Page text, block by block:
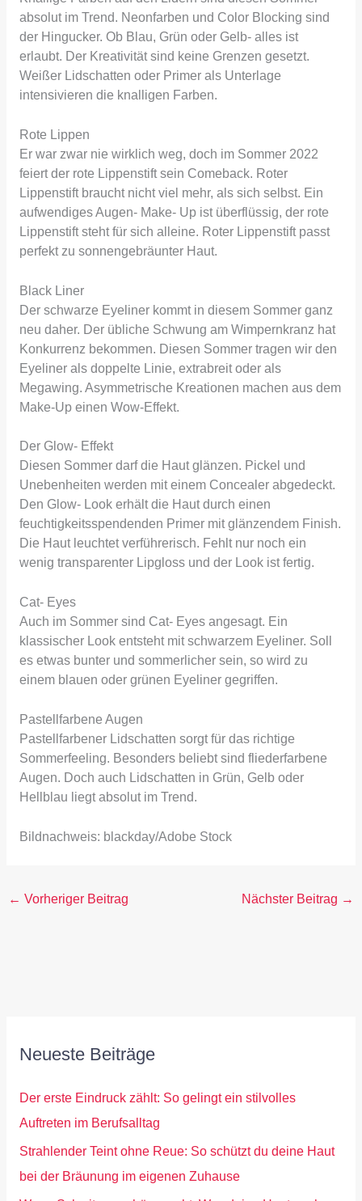
absolut im Trend. Neonfarben und Color Blocking sind
der Hingucker. Ob Blau, Grün oder Gelb- alles ist
erlaubt. Der Kreativität sind keine Grenzen gesetzt.
Weißer Lidschatten oder Primer als Unterlage
intensivieren die knalligen Farben.
Rote Lippen
Er war zwar nie wirklich weg, doch im Sommer 2022
feiert der rote Lippenstift sein Comeback. Roter
Lippenstift braucht nicht viel mehr, als sich selbst. Ein
aufwendiges Augen- Make- Up ist überflüssig, der rote
Lippenstift steht für sich alleine. Roter Lippenstift passt
perfekt zu sonnengebräunter Haut.
Black Liner
Der schwarze Eyeliner kommt in diesem Sommer ganz
neu daher. Der übliche Schwung am Wimpernkranz hat
Konkurrenz bekommen. Diesen Sommer tragen wir den
Eyeliner als doppelte Linie, extrabreit oder als
Megawing. Asymmetrische Kreationen machen aus dem
Make-Up einen Wow-Effekt.
Der Glow- Effekt
Diesen Sommer darf die Haut glänzen. Pickel und
Unebenheiten werden mit einem Concealer abgedeckt.
Den Glow- Look erhält die Haut durch einen
feuchtigkeitsspendenden Primer mit glänzendem Finish.
Die Haut leuchtet verführerisch. Fehlt nur noch ein
wenig transparenter Lipgloss und der Look ist fertig.
Cat- Eyes
Auch im Sommer sind Cat- Eyes angesagt. Ein
klassischer Look entsteht mit schwarzem Eyeliner. Soll
es etwas bunter und sommerlicher sein, so wird zu
einem blauen oder grünen Eyeliner gegriffen.
Pastellfarbene Augen
Pastellfarbener Lidschatten sorgt für das richtige
Sommerfeeling. Besonders beliebt sind fliederfarbene
Augen. Doch auch Lidschatten in Grün, Gelb oder
Hellblau liegt absolut im Trend.
Bildnachweis: blackday/Adobe Stock
← Vorheriger Beitrag Nächster Beitrag →
Neueste Beiträge
Der erste Eindruck zählt: So gelingt ein stilvolles
Auftreten im Berufsalltag
Strahlender Teint ohne Reue: So schützt du deine Haut
bei der Bräunung im eigenen Zuhause